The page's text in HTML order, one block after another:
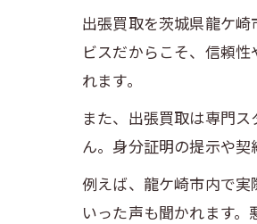
出張買取を茨城県龍ケ
ビスだからこそ、信頼
れます。
また、出張買取は専門
ん。身分証明の提示や契
例えば、龍ケ崎市内で
いった声も聞かれます